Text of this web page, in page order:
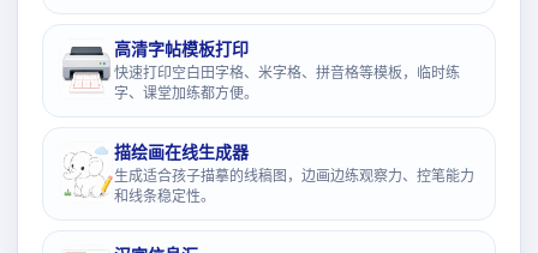
高清字帖模板打印
快速打印空白田字格、米字格、拼音格等模板，临时练
字、课堂加练都方便。
描绘画在线生成器
生成适合孩子描摹的线稿图，边画边练观察力、控笔能力
和线条稳定性。